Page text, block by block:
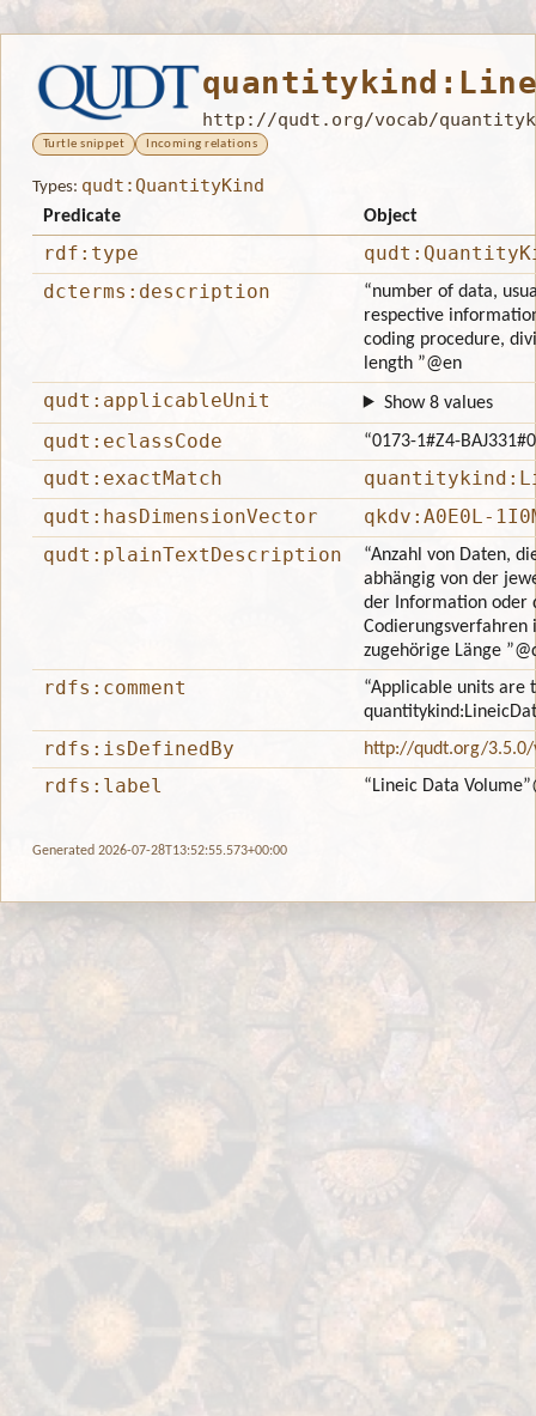
http://qudt.org/vocab/
Turtle snippet Incoming relations
Types: qudt:QuantityKind
Predicate Object
rdf:type
dcterms:description
“number of data,
respective
coding procedure,
length ”@en
qudt:applicableUnit Show 8 values
qudt:eclassCode “0173-1#Z4-
qudt:exactMatch
qudt:hasDimensionVector
qkdv:A0E0L-
qudt:plainTextDescription
“Anzahl von Daten,
abhängig von der
der Information oder
zugehörige Länge ”
rdfs:comment
“Applicable units are
rdfs:isDefinedBy http://qudt.org/
rdfs:label “Lineic Data Volume”
Generated 2026-07-28T13:52:55.573+00:00